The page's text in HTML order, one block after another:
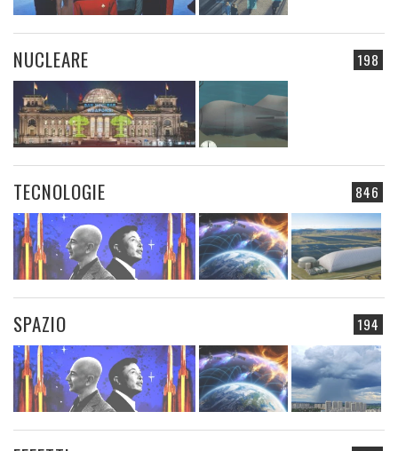
198
NUCLEARE
846
TECNOLOGIE
194
SPAZIO